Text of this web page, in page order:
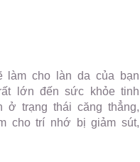
làm cho làn da của bạn
lớn đến sức khỏe tinh
ở trạng thái căng thẳng,
cho trí nhớ bị giảm sút,